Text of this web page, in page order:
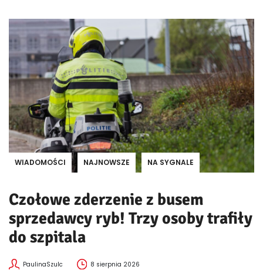
WIADOMOŚCI NAJNOWSZE NA SYGNALE
Czołowe zderzenie z busem
sprzedawcy ryb! Trzy osoby trafiły
do szpitala
PaulinaSzulc 8 sierpnia 2026